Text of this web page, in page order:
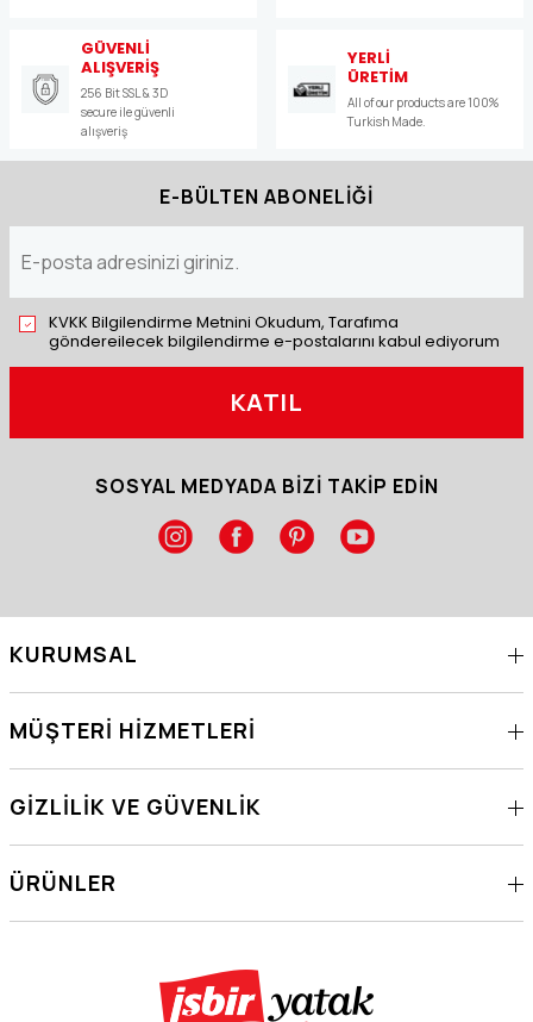
GÜVENLİ
ALIŞVERİŞ
256 Bit SSL & 3D
secure ile güvenli
alışveriş
YERLİ
ÜRETİM
All of our products are 100%
Turkish Made.
E-BÜLTEN ABONELİĞİ
KVKK Bilgilendirme Metnini Okudum, Tarafıma
göndereilecek bilgilendirme e-postalarını kabul ediyorum
KATIL
SOSYAL MEDYADA BİZİ TAKİP EDİN
KURUMSAL
MÜŞTERI HIZMETLERI
GIZLILIK VE GÜVENLIK
ÜRÜNLER